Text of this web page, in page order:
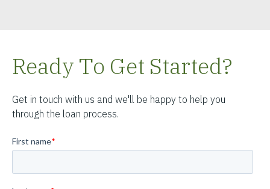
Ready To Get Started?
Get in touch with us and we'll be happy to help you
through the loan process.